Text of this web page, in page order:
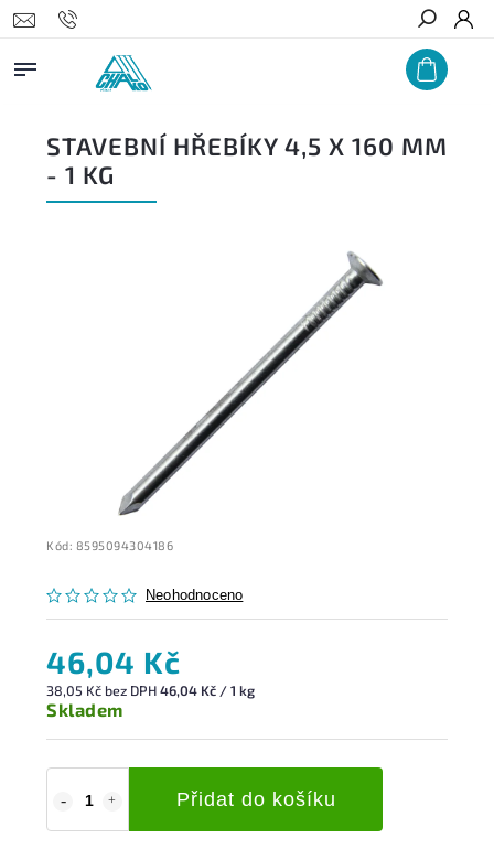
Hledat
STAVEBNÍ HŘEBÍKY 4,5 X 160 MM
- 1 KG
Kód: 8595094304186
Neohodnoceno
46,04 Kč
38,05 Kč bez DPH46,04 Kč / 1 kg
Skladem
Přidat do košíku